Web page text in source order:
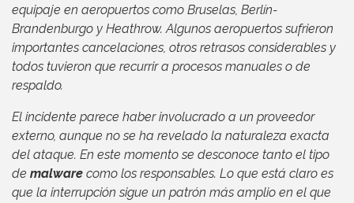
equipaje en aeropuertos como Bruselas, Berlín-
Brandenburgo y Heathrow. Algunos aeropuertos sufrieron
importantes cancelaciones, otros retrasos considerables y
todos tuvieron que recurrir a procesos manuales o de
respaldo.
El incidente parece haber involucrado a un proveedor
externo, aunque no se ha revelado la naturaleza exacta
del ataque. En este momento se desconoce tanto el tipo
de malware como los responsables. Lo que está claro es
que la interrupción sigue un patrón más amplio en el que